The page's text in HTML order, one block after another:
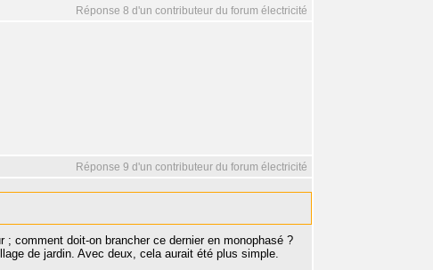
Réponse 8 d'un contributeur du forum électricité
Réponse 9 d'un contributeur du forum électricité
comment doit-on brancher ce dernier en monophasé ?
de jardin. Avec deux, cela aurait été plus simple.